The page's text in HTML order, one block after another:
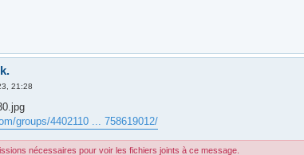
21:28
groups/4402110 ... 758619012/
nécessaires pour voir les fichiers joints à ce message.